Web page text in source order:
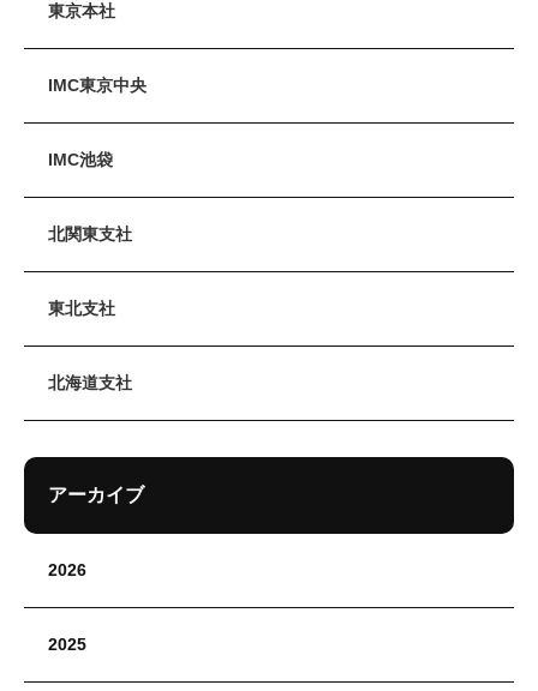
東京本社
IMC東京中央
IMC池袋
北関東支社
東北支社
北海道支社
アーカイブ
2026
2025